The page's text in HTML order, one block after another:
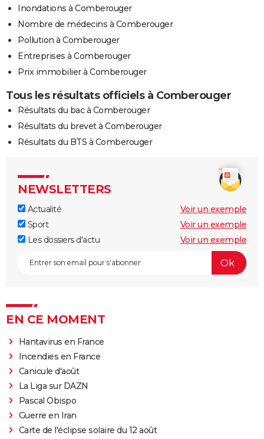
Inondations à Comberouger
Nombre de médecins à Comberouger
Pollution à Comberouger
Entreprises à Comberouger
Prix immobilier à Comberouger
Tous les résultats officiels à Comberouger
Résultats du bac à Comberouger
Résultats du brevet à Comberouger
Résultats du BTS à Comberouger
NEWSLETTERS
Actualité
Voir un exemple
Sport
Voir un exemple
Les dossiers d'actu
Voir un exemple
EN CE MOMENT
Hantavirus en France
Incendies en France
Canicule d'août
La Liga sur DAZN
Pascal Obispo
Guerre en Iran
Carte de l'éclipse solaire du 12 août